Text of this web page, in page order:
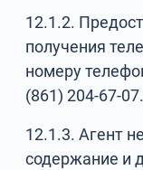
12.1.2.
получения
номеру
(861) 204-67-07.
12.1.3. Агент
содержание и